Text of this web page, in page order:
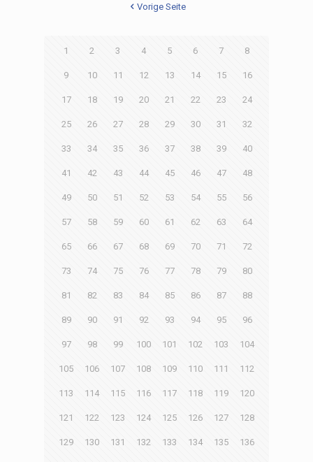
Vorige Seite
1 2 3 4 5 6 7 8
9 10 11 12 13 14 15 16
17 18 19 20 21 22 23 24
25 26 27 28 29 30 31 32
33 34 35 36 37 38 39 40
41 42 43 44 45 46 47 48
49 50 51 52 53 54 55 56
57 58 59 60 61 62 63 64
65 66 67 68 69 70 71 72
73 74 75 76 77 78 79 80
81 82 83 84 85 86 87 88
89 90 91 92 93 94 95 96
97 98 99 100 101 102 103 104
105 106 107 108 109 110 111 112
113 114 115 116 117 118 119 120
121 122 123 124 125 126 127 128
129 130 131 132 133 134 135 136